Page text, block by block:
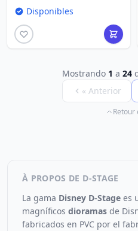
Disponibles
Mostrando 1 a 24
« Anterior
Retour
À PROPOS DE D-STAGE
La gama Disney D-Stage es
magníficos dioramas de
fabricados en PVC por el